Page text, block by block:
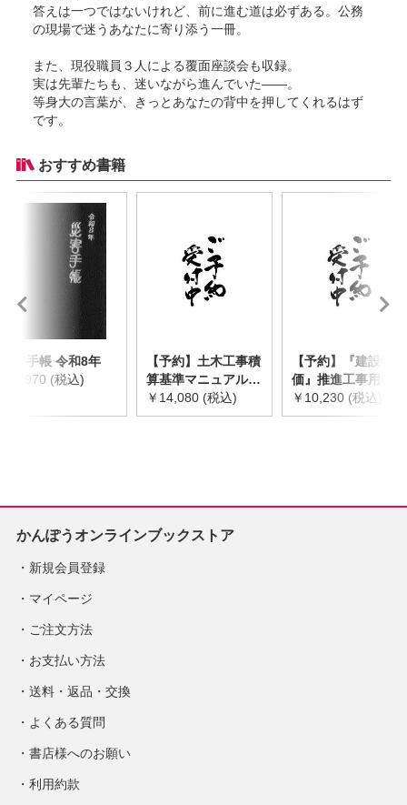
答えは一つではないけれど、前に進む道は必ずある。公務
の現場で迷うあなたに寄り添う一冊。
また、現役職員３人による覆面座談会も収録。
実は先輩たちも、迷いながら進んでいた――。
等身大の言葉が、きっとあなたの背中を押してくれるはず
です。
おすすめ書籍
災害手帳 令和8年
￥2,970 (税込)
【予約】土木工事積
算基準マニュアル
令和8年度版
※2026年8月下旬発
￥14,080 (税込)
【予約】『建設物
価』推進工事用機械
器具等基礎価格表
2026年度版
￥10,230 (税込)
かんぽうオンラインブックストア
新規会員登録
マイページ
ご注文方法
お支払い方法
送料・返品・交換
よくある質問
書店様へのお願い
利用約款